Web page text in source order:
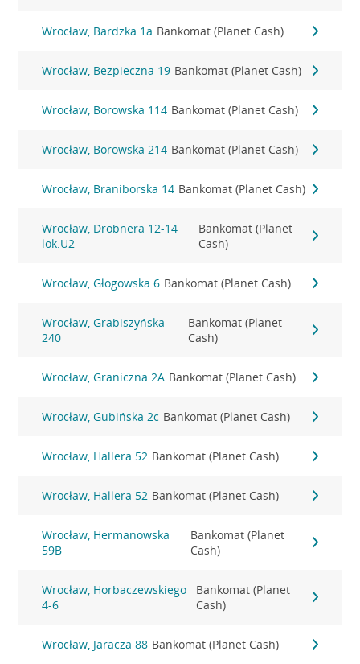
Wrocław, Bardzka 1a Bankomat (Planet Cash)
Wrocław, Bezpieczna 19 Bankomat (Planet Cash)
Wrocław, Borowska 114 Bankomat (Planet Cash)
Wrocław, Borowska 214 Bankomat (Planet Cash)
Wrocław, Braniborska 14 Bankomat (Planet Cash)
Wrocław, Drobnera 12-14
lok.U2
Bankomat (Planet
Cash)
Wrocław, Głogowska 6 Bankomat (Planet Cash)
Wrocław, Grabiszyńska
240
Bankomat (Planet
Cash)
Wrocław, Graniczna 2A Bankomat (Planet Cash)
Wrocław, Gubińska 2c Bankomat (Planet Cash)
Wrocław, Hallera 52 Bankomat (Planet Cash)
Wrocław, Hallera 52 Bankomat (Planet Cash)
Wrocław, Hermanowska
59B
Bankomat (Planet
Cash)
Wrocław, Horbaczewskiego
4-6
Bankomat (Planet
Cash)
Wrocław, Jaracza 88 Bankomat (Planet Cash)